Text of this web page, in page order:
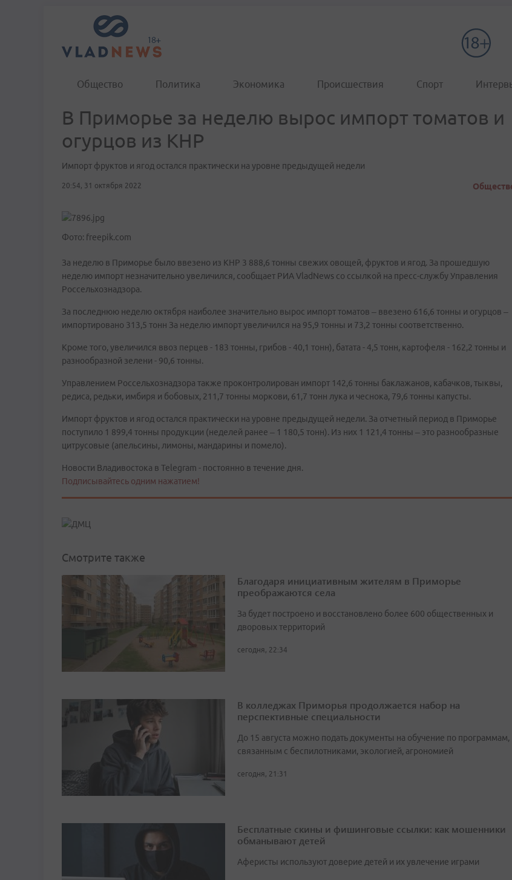
Общество Политика Экономика Происшествия Спорт
В Приморье за неделю вырос импорт томатов и
огурцов из КНР
Импорт фруктов и ягод остался практически на уровне предыдущей недели
20:54, 31 октября 2022
Фото: freepik.com
За неделю в Приморье было ввезено из КНР 3 888,6 тонны свежих овощей, фруктов и ягод. За прошедшую
неделю импорт незначительно увеличился, сообщает РИА VladNews со ссылкой на пресс-службу Управления
Россельхознадзора.
За последнюю неделю октября наиболее значительно вырос импорт томатов – ввезено 616,6 тонны и огурцов –
импортировано 313,5 тонн За неделю импорт увеличился на 95,9 тонны и 73,2 тонны соответственно.
Кроме того, увеличился ввоз перцев - 183 тонны, грибов - 40,1 тонн), батата - 4,5 тонн, картофеля - 162,2 тонны и
разнообразной зелени - 90,6 тонны.
Управлением Россельхознадзора также проконтролирован импорт 142,6 тонны баклажанов, кабачков, тыквы,
редиса, редьки, имбиря и бобовых, 211,7 тонны моркови, 61,7 тонн лука и чеснока, 79,6 тонны капусты.
Импорт фруктов и ягод остался практически на уровне предыдущей недели. За отчетный период в Приморье
поступило 1 899,4 тонны продукции (неделей ранее – 1 180,5 тонн). Из них 1 121,4 тонны – это разнообразные
цитрусовые (апельсины, лимоны, мандарины и помело).
Новости Владивостока в Telegram - постоянно в течение дня.
Подписывайтесь одним нажатием!
Смотрите также
Благодаря инициативным жителям в Приморье
преображаются села
За будет построено и восстановлено более 600 общественных и
дворовых территорий
сегодня, 22:34
В колледжах Приморья продолжается набор на
перспективные специальности
До 15 августа можно подать документы на обучение по программам,
связанным с беспилотниками, экологией, агрономией
сегодня, 21:31
Бесплатные скины и фишинговые ссылки: как мошенники
обманывают детей
Аферисты используют доверие детей и их увлечение играми